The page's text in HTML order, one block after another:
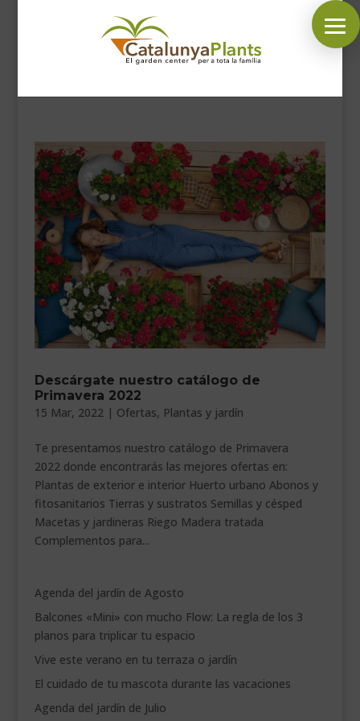
SÍGUENOS EN:
INICIO
PLANTAS
COMPLEMENTOS JARDÍN
MASCOTAS
DECORACIÓN
HORARIO GARDEN
CONTACTAR
BLOG
___________________________
VEURE EN CATALÀ
Descárgate nuestro catálogo de
Primavera 2022
15 Mar, 2022 | Ofertas, Plantas y jardín
Te presentamos nuestro catálogo de Primavera
2022 donde encontrarás las mejores ofertas en:
Plantas de exterior e interior Huerto urbano Abonos y
fitosanitarios Tierras y sustratos Semillas y césped
Macetas y jardineras Riego Madera tratada
Complementos para...
Agenda del jardín de Agosto
Balcones «Mini» con mucho Flow: La regla de los 3
planos para triplicar tu espacio
Vive este verano en tu terraza o jardín
El cuidado de tu mascota durante las vacaciones
Agenda del jardín de Julio